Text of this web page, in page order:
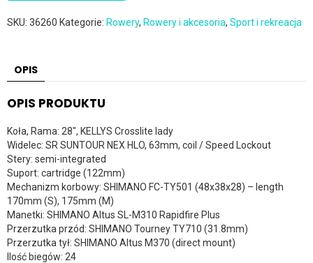
SKU: 36260 Kategorie: Rowery, Rowery i akcesoria, Sport i rekreacja
OPIS
OPIS PRODUKTU
Koła, Rama: 28″, KELLYS Crosslite lady
Widelec: SR SUNTOUR NEX HLO, 63mm, coil / Speed Lockout
Stery: semi-integrated
Suport: cartridge (122mm)
Mechanizm korbowy: SHIMANO FC-TY501 (48x38x28) – length
170mm (S), 175mm (M)
Manetki: SHIMANO Altus SL-M310 Rapidfire Plus
Przerzutka przód: SHIMANO Tourney TY710 (31.8mm)
Przerzutka tył: SHIMANO Altus M370 (direct mount)
Ilość biegów: 24